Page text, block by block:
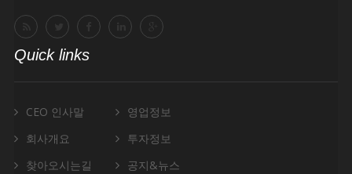
Quick links
CEO 인사말
회사개요
찾아오시는길
영업정보
투자정보
공지&뉴스